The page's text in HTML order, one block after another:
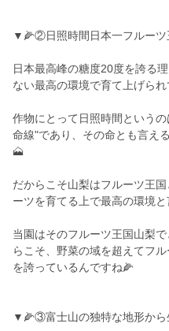
▼🌽②日照時間日本一フルーツ
日本最高峰の糖度20度を誇る
ない最高の環境で育て上げられ
作物にとって日照時間という
命線"であり、その命とも言え
🗻
だからこそ山梨はフルーツ王
ーツを育てる上で最高の環境
当園はそのフルーツ王国山梨
らこそ、野菜の域を超えてフ
を誇っているんですね🌽
▼🌽③富士山の独特な地形から